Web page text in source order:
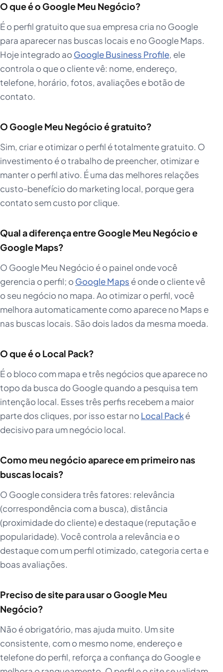
O que é o Google Meu Negócio?
É o perfil gratuito que sua empresa cria no Google
para aparecer nas buscas locais e no Google Maps.
Hoje integrado aoGoogle Business Profile, ele
controla o que o cliente vê: nome, endereço,
telefone, horário, fotos, avaliações e botão de
contato.
O Google Meu Negócio é gratuito?
Sim, criar e otimizar o perfil é totalmente gratuito. O
investimento é o trabalho de preencher, otimizar e
manter o perfil ativo. É uma das melhores relações
custo-benefício do marketing local, porque gera
contato sem custo por clique.
Qual a diferença entre Google Meu Negócio e
Google Maps?
O Google Meu Negócio é o painel onde você
gerencia o perfil; oGoogle Maps é onde o cliente vê
o seu negócio no mapa. Ao otimizar o perfil, você
melhora automaticamente como aparece no Maps e
nas buscas locais. São dois lados da mesma moeda.
O que é o Local Pack?
É o bloco com mapa e três negócios que aparece no
topo da busca do Google quando a pesquisa tem
intenção local. Esses três perfis recebem a maior
parte dos cliques, por isso estar noLocal Packé
decisivo para um negócio local.
Como meu negócio aparece em primeiro nas
buscas locais?
O Google considera três fatores: relevância
(correspondência com a busca), distância
(proximidade do cliente) e destaque (reputação e
popularidade). Você controla a relevância e o
destaque com um perfil otimizado, categoria certa e
boas avaliações.
Preciso de site para usar o Google Meu
Negócio?
Não é obrigatório, mas ajuda muito. Um site
consistente, com o mesmo nome, endereço e
telefone do perfil, reforça a confiança do Google e